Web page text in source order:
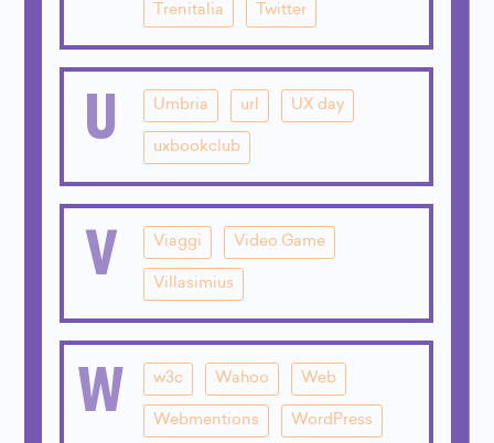
Trenitalia Twitter
U Umbria url UX day
uxbookclub
V Viaggi Video Game
Villasimius
W w3c Wahoo Web
Webmentions WordPress